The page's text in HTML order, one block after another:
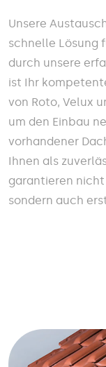
Unsere
schnelle Lösung
durch unsere
ist Ihr
von Roto, Velux
um den Einbau
vorhandener
Ihnen als
garantieren
sondern auch